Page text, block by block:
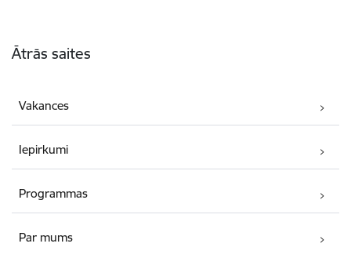
Ātrās saites
Vakances
Iepirkumi
Programmas
Par mums